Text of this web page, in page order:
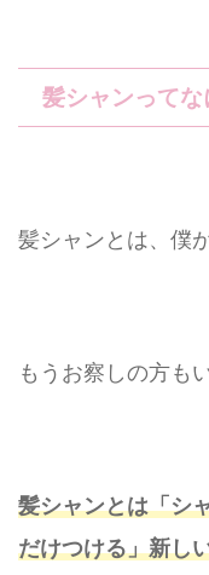
髪シャンってな
髪シャンとは、僕
もうお察しの方も
髪シャンとは「シ
だけつける」新し